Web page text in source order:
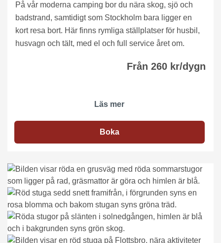
På vår moderna camping bor du nära skog, sjö och
badstrand, samtidigt som Stockholm bara ligger en
kort resa bort. Här finns rymliga ställplatser för husbil,
husvagn och tält, med el och full service året om.
Från 260 kr/dygn
Läs mer
Boka